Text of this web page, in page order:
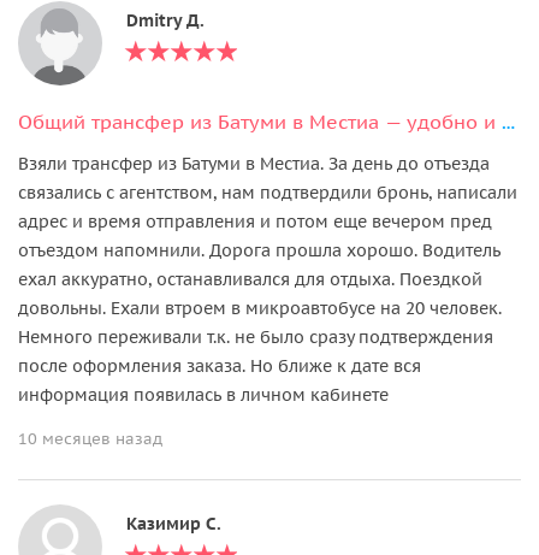
Dmitry Д.
Общий трансфер из Батуми в Местиа — удобно и доступно
Взяли трансфер из Батуми в Местиа. За день до отъезда
связались с агентством, нам подтвердили бронь, написали
адрес и время отправления и потом еще вечером пред
отъездом напомнили. Дорога прошла хорошо. Водитель
ехал аккуратно, останавливался для отдыха. Поездкой
довольны. Ехали втроем в микроавтобусе на 20 человек.
Немного переживали т.к. не было сразу подтверждения
после оформления заказа. Но ближе к дате вся
информация появилась в личном кабинете
10 месяцев назад
Казимир С.